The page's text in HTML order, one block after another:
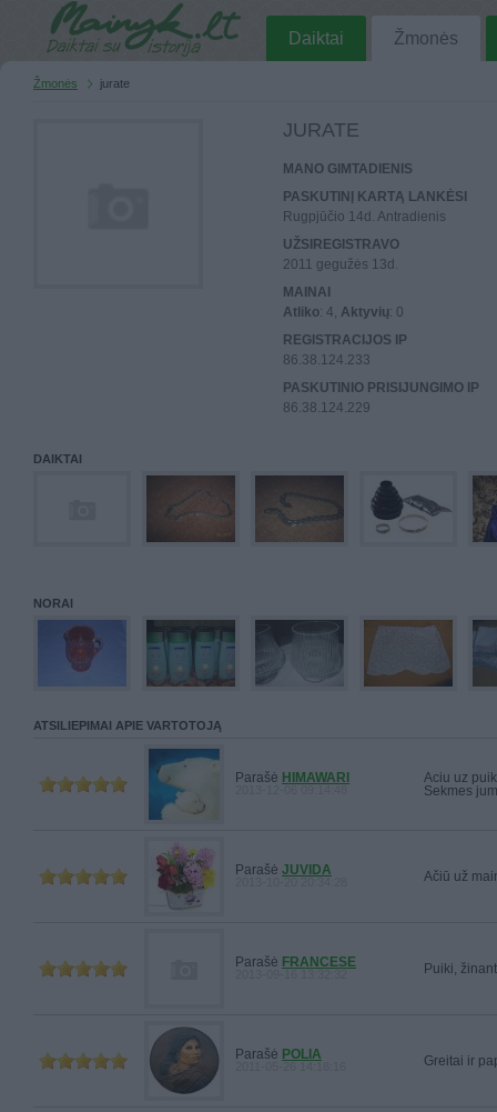
Daiktai Žmonės
Žmonės jurate
JURATE
MANO GIMTADIENIS
PASKUTINĮ KARTĄ LANKĖSI
Rugpjūčio 14d. Antradienis
UŽSIREGISTRAVO
2011 gegužės 13d.
MAINAI
Atliko: 4, Aktyvių: 0
REGISTRACIJOS IP
86.38.124.233
PASKUTINIO PRISIJUNGIMO IP
86.38.124.229
DAIKTAI
NORAI
ATSILIEPIMAI APIE VARTOTOJĄ
Parašė HIMAWARI
Aciu uz
Sekmes
Parašė JUVIDA Ačiū už
Parašė FRANCESE Puiki,
Parašė POLIA Greitai ir